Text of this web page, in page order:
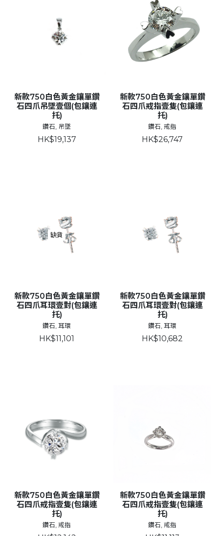
新款750白色黃金鑲單鑽
石四爪吊墜壹個(包鑲連
托)
鑽石, 吊墜
HK$19,137
新款750白色黃金鑲單鑽
石四爪戒指壹隻(包鑲連
托)
鑽石, 戒指
HK$26,747
缺貨
新款750白色黃金鑲單鑽
石四爪耳環壹對(包鑲連
托)
鑽石, 耳環
HK$11,101
新款750白色黃金鑲單鑽
石四爪耳環壹對(包鑲連
托)
鑽石, 耳環
HK$10,682
新款750白色黃金鑲單鑽
石四爪戒指壹隻(包鑲連
托)
鑽石, 戒指
新款750白色黃金鑲單鑽
石四爪戒指壹隻(包鑲連
托)
鑽石, 戒指